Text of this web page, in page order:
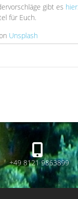
gibt es hier
für Euch.
on Unsplash
+49 8121 9863899